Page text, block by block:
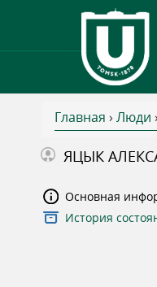
В
ы
з
Главная › Люди ›
ЯЦЫК
Основная
История